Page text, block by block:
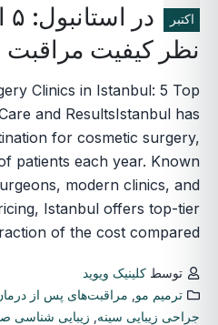
اکتبر
نظر کیفیت مراقبت
Clinics in Istanbul: 5 Top
and ResultsIstanbul has
for cosmetic surgery,
patients each year. Known
modern clinics, and
Istanbul offers top-tier
of the cost compared...
توسطکلینیک ویوید
ترمیم مو
مراقبت‌های پس از
جراحی زیبایی سینه
زیبایی شناسی